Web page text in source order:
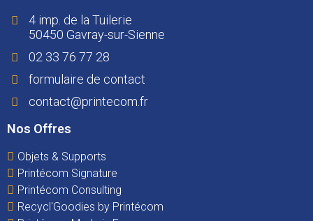
4 imp. de la Tuilerie
50450 Gavray-sur-Sienne
02 33 76 77 28
formulaire de contact
contact@printecom.fr
Nos Offres
Objets & Supports
Printécom Signature
Printécom Consulting
Recycl'Goodies by Printécom